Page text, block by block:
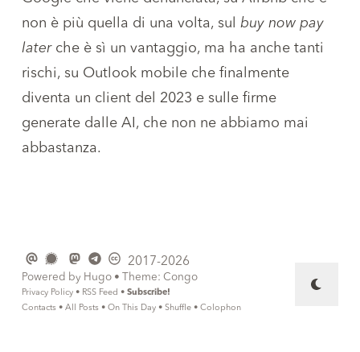
non è più quella di una volta, sul buy now pay
laterche è sì un vantaggio, ma ha anche tanti
rischi, su Outlook mobile che finalmente
diventa un client del 2023 e sulle firme
generate dalle AI, che non ne abbiamo mai
abbastanza.
2017-2026
Powered by Hugo • Theme: Congo
Privacy Policy • RSS Feed • Subscribe!
Contacts • All Posts • On This Day • Shuffle • Colophon